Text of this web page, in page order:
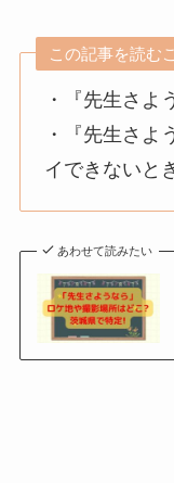
この記事を読む
・『先生さよ
・『先生さよ
イできないと
あわせて読みたい